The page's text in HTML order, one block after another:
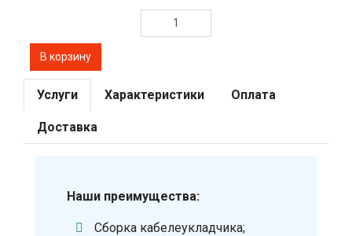
Услуги Характеристики Оплата
Доставка
Наши преимущества:
Сборка кабелеукладчика;